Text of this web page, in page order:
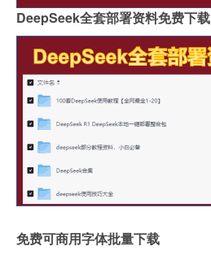
DeepSeek全套部署资料免费下载
免费可商用字体批量下载